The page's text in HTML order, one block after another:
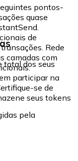
pontos-
quase
de
Rede
camadas com
participar na
se de
seus tokens
total dos seus
pela